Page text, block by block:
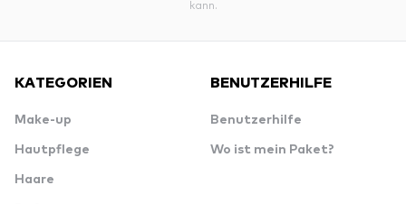
kann.
KATEGORIEN
Make-up
Hautpflege
Haare
BENUTZERHILFE
Benutzerhilfe
Wo ist mein Paket?